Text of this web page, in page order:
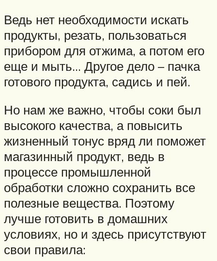
Ведь нет необходимости искать
продукты, резать, пользоваться
прибором для отжима, а потом его
еще и мыть… Другое дело – пачка
готового продукта, садись и пей.
Но нам же важно, чтобы соки был
высокого качества, а повысить
жизненный тонус вряд ли поможет
магазинный продукт, ведь в
процессе промышленной
обработки сложно сохранить все
полезные вещества. Поэтому
лучше готовить в домашних
условиях, но и здесь присутствуют
свои правила: